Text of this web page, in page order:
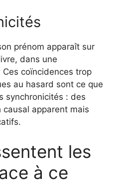
prénom apparaît sur
dans une
coïncidences trop
au hasard sont ce que
synchronicités : des
apparent mais
les
à ce